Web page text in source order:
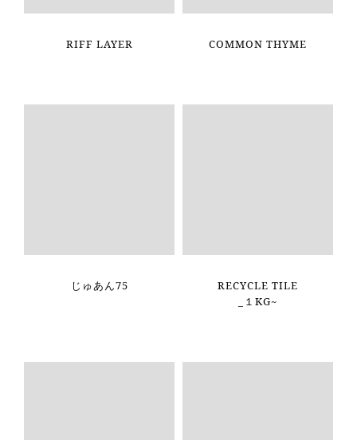
RIFF LAYER COMMON THYME
じゅあん75
RECYCLE TILE
_１KG~